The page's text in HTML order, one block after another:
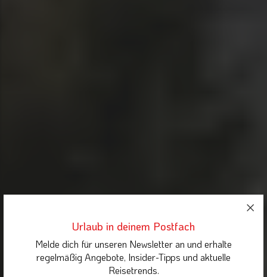
Urlaub in deinem Postfach
Melde dich für unseren Newsletter an und erhalte
regelmäßig Angebote, Insider-Tipps und aktuelle
Reisetrends.